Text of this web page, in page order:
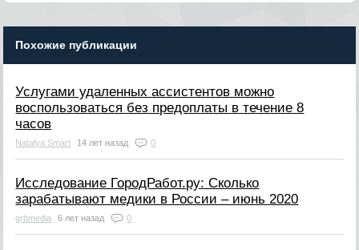
Похожие публикации
Услугами удаленных ассистентов можно
воспользоваться без предоплаты в течение 8
часов
Natalya Smart 14 лет назад 0
Исследование ГородРабот.ру: Сколько
зарабатывают медики в России – июнь 2020
grbmedia 6 лет назад 0